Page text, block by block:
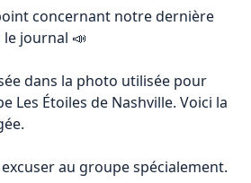
concernant notre dernière
journal 📣
dans la photo utilisée pour
Les Étoiles de Nashville. Voici la
au groupe spécialement.